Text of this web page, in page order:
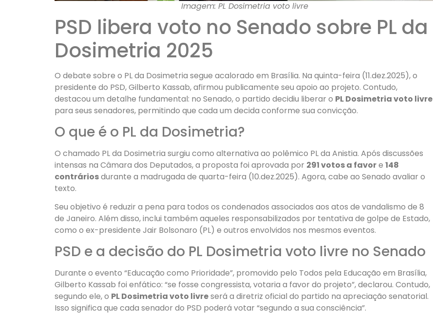
Imagem: PL Dosimetria voto livre
PSD libera voto no Senado sobre PL da
Dosimetria 2025
O debate sobre o PL da Dosimetria segue acalorado em Brasília. Na quinta-feira (11.dez.2025), o
presidente do PSD, Gilberto Kassab, afirmou publicamente seu apoio ao projeto. Contudo,
destacou um detalhe fundamental: no Senado, o partido decidiu liberar o PL Dosimetria voto livre
para seus senadores, permitindo que cada um decida conforme sua convicção.
O que é o PL da Dosimetria?
O chamado PL da Dosimetria surgiu como alternativa ao polêmico PL da Anistia. Após discussões
intensas na Câmara dos Deputados, a proposta foi aprovada por 291 votos a favore 148
contráriosdurante a madrugada de quarta-feira (10.dez.2025). Agora, cabe ao Senado avaliar o
texto.
Seu objetivo é reduzir a pena para todos os condenados associados aos atos de vandalismo de 8
de Janeiro. Além disso, inclui também aqueles responsabilizados por tentativa de golpe de Estado,
como o ex-presidente Jair Bolsonaro (PL) e outros envolvidos nos mesmos eventos.
PSD e a decisão do PL Dosimetria voto livre no Senado
Durante o evento “Educação como Prioridade”, promovido pelo Todos pela Educação em Brasília,
Gilberto Kassab foi enfático: “se fosse congressista, votaria a favor do projeto”, declarou. Contudo,
segundo ele, o PL Dosimetria voto livreserá a diretriz oficial do partido na apreciação senatorial.
Isso significa que cada senador do PSD poderá votar “segundo a sua consciência”.